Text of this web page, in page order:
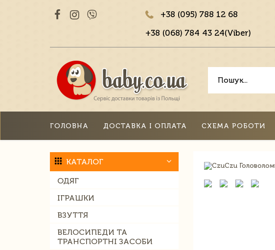
+38 (095) 788 12 68
+38 (068) 784 43 24(Viber)
ГОЛОВНА ДОСТАВКА І ОПЛАТА СХЕМА РОБОТИ
КАТАЛОГ
ОДЯГ
ІГРАШКИ
ВЗУТТЯ
ВЕЛОСИПЕДИ ТА
ТРАНСПОРТНІ ЗАСОБИ